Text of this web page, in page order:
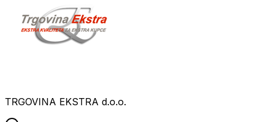
TRGOVINA EKSTRA d.o.o.